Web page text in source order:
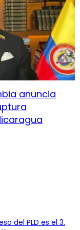
anuncia
del PLD es el 3.